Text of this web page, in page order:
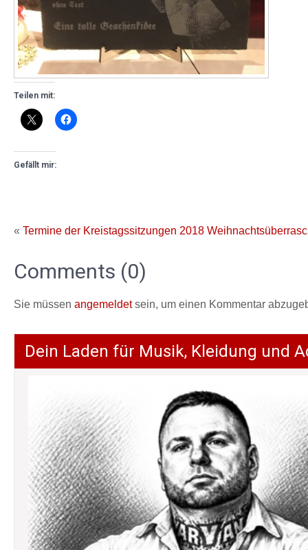
Teilen mit:
Gefällt mir:
« Termine der Kreistagssitzungen 2018
Comments (0)
Sie müssen angemeldetsein, um einen Kommentar
Dein Laden für Musik, Kleidung und